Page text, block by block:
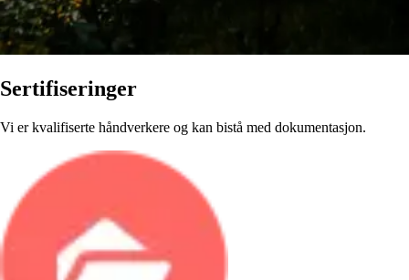
Sertifiseringer
Vi er kvalifiserte håndverkere og kan bistå med dokumentasjon.